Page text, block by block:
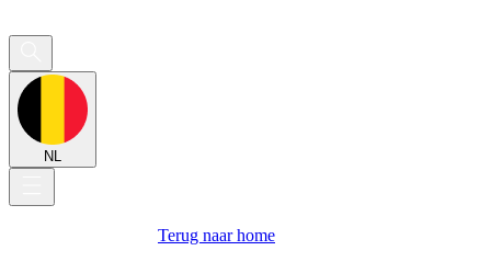
NL
Terug naar home